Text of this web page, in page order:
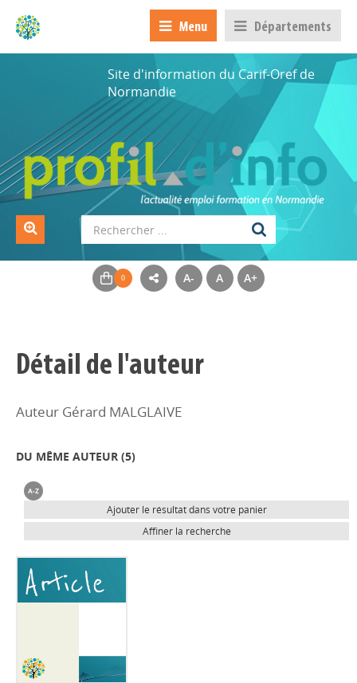
Menu Départements
Site d'information du Carif-Oref de
Normandie
A- A A+
Détail de l'auteur
Auteur Gérard MALGLAIVE
DU MÊME AUTEUR (5)
Ajouter le résultat dans votre panier
Affiner la recherche